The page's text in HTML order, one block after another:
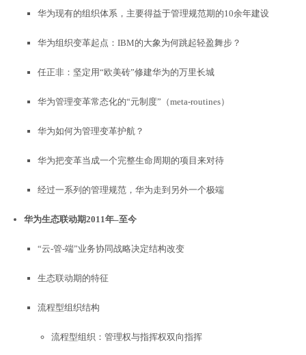
华为现有的组织体系，主要得益于管理规范期的10余年建设
华为组织变革起点：IBM的大象为何跳起轻盈舞步？
任正非：坚定用“欧美砖”修建华为的万里长城
华为管理变革常态化的“元制度”（meta-routines）
华为如何为管理变革护航？
华为把变革当成一个完整生命周期的项目来对待
经过一系列的管理规范，华为走到另外一个极端
华为生态联动期2011年–至今
“云-管-端”业务协同战略决定结构改变
生态联动期的特征
流程型组织结构
流程型组织：管理权与指挥权双向指挥